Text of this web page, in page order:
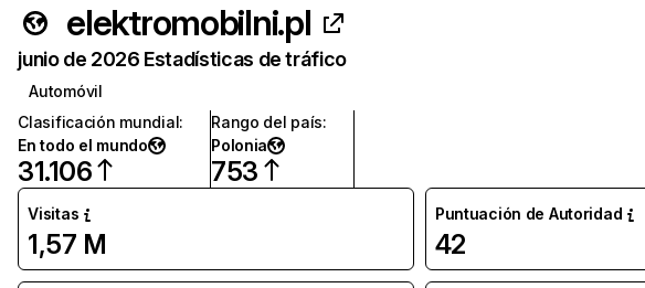
elektromobilni.pl
junio de 2026 Estadísticas de tráfico
Automóvil
Clasificación mundial:
En todo el mundo
31.106
Rango del país:
Polonia
753
Visitas
1,57 M
Puntuación de Autoridad
42